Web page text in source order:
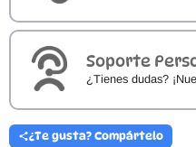
Soporte
¿Tienes dudas?
¿Te gusta? Compártelo